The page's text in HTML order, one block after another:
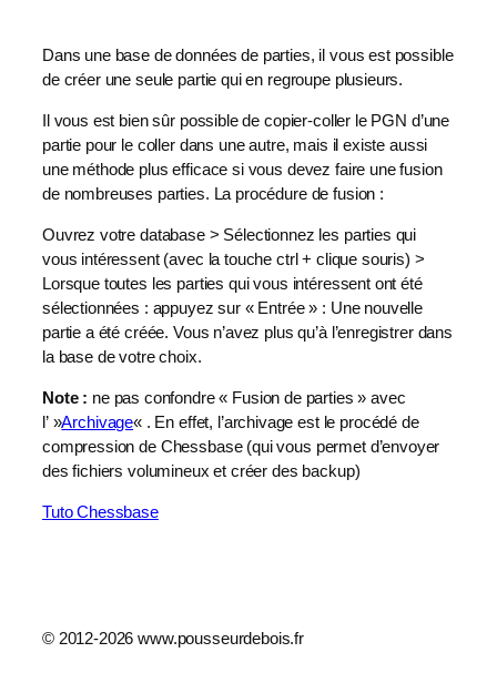
Dans une base de données de parties, il vous est possible
de créer une seule partie qui en regroupe plusieurs.
Il vous est bien sûr possible de copier-coller le PGN d’une
partie pour le coller dans une autre, mais il existe aussi
une méthode plus efficace si vous devez faire une fusion
de nombreuses parties. La procédure de fusion :
Ouvrez votre database > Sélectionnez les parties qui
vous intéressent (avec la touche ctrl + clique souris) >
Lorsque toutes les parties qui vous intéressent ont été
sélectionnées : appuyez sur « Entrée » : Une nouvelle
partie a été créée. Vous n’avez plus qu’à l’enregistrer dans
la base de votre choix.
Note : ne pas confondre « Fusion de parties » avec
l’ »Archivage« . En effet, l’archivage est le procédé de
compression de Chessbase (qui vous permet d’envoyer
des fichiers volumineux et créer des backup)
Tuto Chessbase
© 2012-2026 www.pousseurdebois.fr